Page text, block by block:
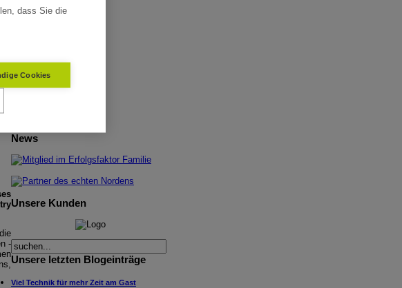
-
News
Unsere Kunden
Unsere letzten Blogeinträge
Viel Technik für mehr Zeit am Gast
dass Sie die
Cookies